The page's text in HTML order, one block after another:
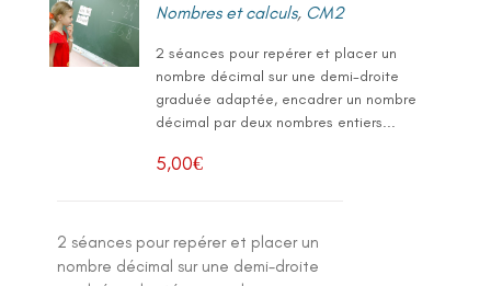
Nombres et calculs, CM2
2 séances pour repérer et placer un
nombre décimal sur une demi-droite
graduée adaptée, encadrer un nombre
décimal par deux nombres entiers...
5,00€
2 séances pour repérer et placer un
nombre décimal sur une demi-droite